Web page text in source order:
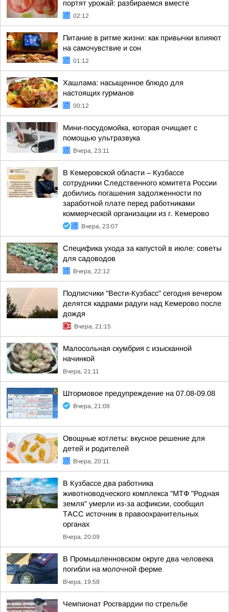
портят урожай: разбираемся вместе
02:12
Питание в ритме жизни: как привычки влияют
на самочувствие и сон
01:12
Хашлама: насыщенное блюдо для
настоящих гурманов
00:12
Мини-посудомойка, которая очищает с
помощью ультразвука
Вчера, 23:11
В Кемеровской области – Кузбассе
сотрудники Следственного комитета России
добились погашения задолженности по
заработной плате перед работниками
коммерческой организации из г. Кемерово
Вчера, 23:07
Специфика ухода за капустой в июле: советы
для садоводов
Вчера, 22:12
Подписчики "Вести-Кузбасс" сегодня вечером
делятся кадрами радуги над Кемерово после
дождя
Вчера, 21:15
Малосольная скумбрия с изысканной
начинкой
Вчера, 21:11
Штормовое предупреждение на 07.08-09.08
Вчера, 21:08
Овощные котлеты: вкусное решение для
детей и родителей
Вчера, 20:11
В Кузбассе два работника
животноводческого комплекса "МТФ "Родная
земля" умерли из-за асфиксии, сообщил
ТАСС источник в правоохранительных
органах
Вчера, 20:09
В Промышленновском округе два человека
погибли на молочной ферме
Вчера, 19:58
Чемпионат Росгвардии по стрельбе